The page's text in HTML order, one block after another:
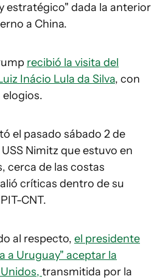
estratégico" dada la anterior
a China.
recibió la visita del
Inácio Lula da Silva, con
el pasado sábado 2 de
Nimitz que estuvo en
cerca de las costas
críticas dentro de su
CNT.
al respecto, el presidente
a Uruguay" aceptar la
transmitida por la